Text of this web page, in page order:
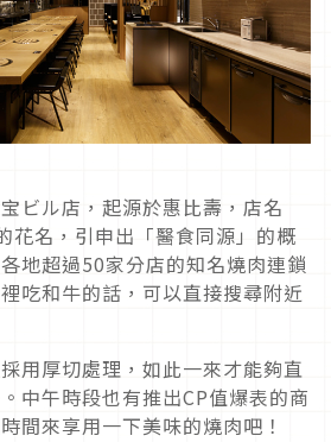
ビル店，起源於惠比壽，店名
花名，引申出「醫食同源」的概
地超過50家分店的知名燒肉連鎖
吃和牛的話，可以直接搜尋附近
用厚切處理，如此一來才能夠直
中午時段也有推出CP值爆表的商
間來享用一下美味的燒肉吧！